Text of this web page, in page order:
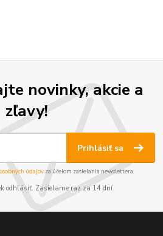
novinky, akcie a
zľavy!
Prihlásiť sa
údajov za účelom zasielania newslettera.
odhlásiť. Zasielame raz za 14 dní.